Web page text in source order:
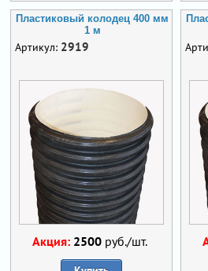
Пластиковый колодец 400 мм
1 м
Артикул: 2919
Акция: 2500руб./шт.